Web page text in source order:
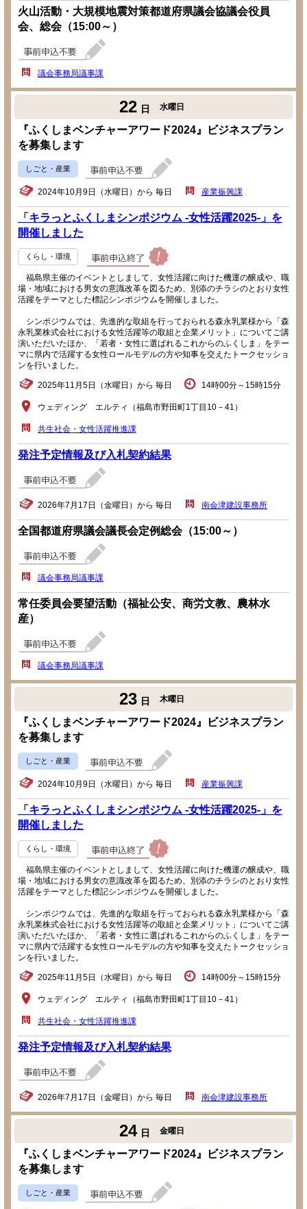
火山活動・大規模地震対策都道府県議会協議会役員
会、総会（15:00～）
議会事務局議事課
22 日 水曜日
『ふくしまベンチャーアワード2024』ビジネスプラン
を募集します
しごと・産業
2024年10月9日（水曜日）から 毎日 産業振興課
「キラっとふくしまシンポジウム -女性活躍2025-」を
開催しました
くらし・環境
福島県主催のイベントとしまして、女性活躍に向けた機運の醸成や、職
場・地域における男女の意識改革を図るため、別添のチラシのとおり女性
活躍をテーマとした標記シンポジウムを開催しました。
シンポジウムでは、先進的な取組を行っておられる森永乳業様から「森
永乳業株式会社における女性活躍等の取組と企業メリット」についてご講
演いただいたほか、「若者・女性に選ばれるこれからのふくしま」をテー
マに県内で活躍する女性ロールモデルの方や知事を交えたトークセッショ
ンを行いました。
2025年11月5日（水曜日）から 毎日 14時00分～15時15分
ウェディング エルティ（福島市野田町1丁目10－41）
共生社会・女性活躍推進課
発注予定情報及び入札契約結果
2026年7月17日（金曜日）から 毎日 南会津建設事務所
全国都道府県議会議長会定例総会（15:00～）
議会事務局議事課
常任委員会要望活動（福祉公安、商労文教、農林水
産）
議会事務局議事課
23 日 木曜日
『ふくしまベンチャーアワード2024』ビジネスプラン
を募集します
しごと・産業
2024年10月9日（水曜日）から 毎日 産業振興課
「キラっとふくしまシンポジウム -女性活躍2025-」を
開催しました
くらし・環境
福島県主催のイベントとしまして、女性活躍に向けた機運の醸成や、職
場・地域における男女の意識改革を図るため、別添のチラシのとおり女性
活躍をテーマとした標記シンポジウムを開催しました。
シンポジウムでは、先進的な取組を行っておられる森永乳業様から「森
永乳業株式会社における女性活躍等の取組と企業メリット」についてご講
演いただいたほか、「若者・女性に選ばれるこれからのふくしま」をテー
マに県内で活躍する女性ロールモデルの方や知事を交えたトークセッショ
ンを行いました。
2025年11月5日（水曜日）から 毎日 14時00分～15時15分
ウェディング エルティ（福島市野田町1丁目10－41）
共生社会・女性活躍推進課
発注予定情報及び入札契約結果
2026年7月17日（金曜日）から 毎日 南会津建設事務所
24 日 金曜日
『ふくしまベンチャーアワード2024』ビジネスプラン
を募集します
しごと・産業